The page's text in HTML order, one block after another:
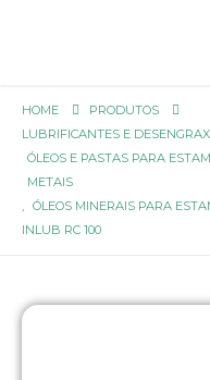
HOME
PRODUTOS
LUBRIFICANTES E
ÓLEOS E PASTAS PARA
METAIS
, ÓLEOS MINERAIS PARA
INLUB RC 100